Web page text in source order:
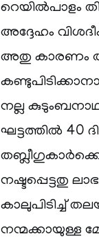
റെയില്‍പാളം
അദ്ദേഹം
അതു കാരണം
നല്ല
ഘട്ടത്തില്‍ 40
നഷ്ടപ്പെട്ടതു
കാലുപിടിച്ച്
നന്മക്കായുള്ള